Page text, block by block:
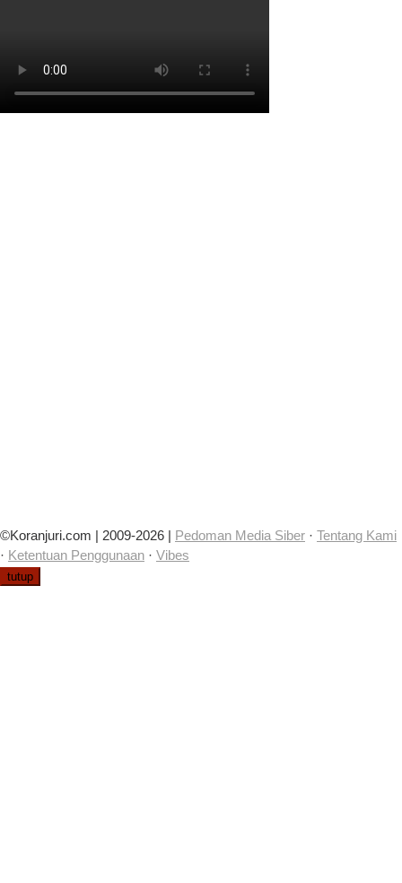
©Koranjuri.com | 2009-2026 | Pedoman Media Siber · Tentang Kami
· Ketentuan Penggunaan · Vibes
tutup